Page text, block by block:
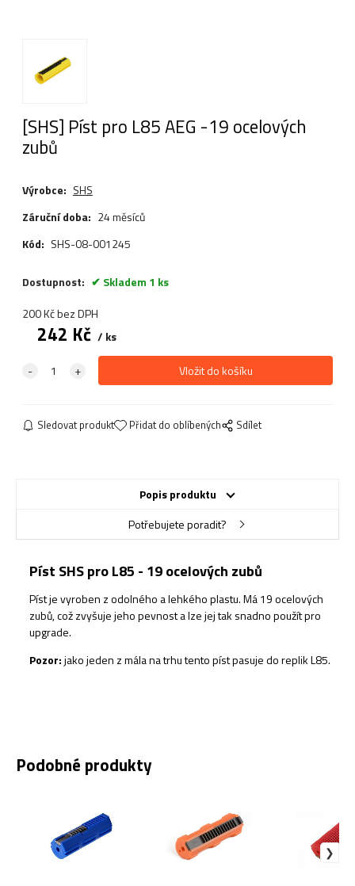
[SHS] Píst pro L85 AEG -19 ocelových
zubů
Výrobce: SHS
Záruční doba: 24 měsíců
Kód: SHS-08-001245
Dostupnost:
Skladem 1 ks
200Kčbez DPH
242 Kč ks
Sledovat produkt Přidat do oblíbených Sdílet
Popis produktu
Potřebujete poradit?
Píst SHS pro L85 - 19 ocelových zubů
Píst je vyroben z odolného a lehkého plastu. Má 19 ocelových
zubů, což zvyšuje jeho pevnost a lze jej tak snadno použít pro
upgrade.
Pozor:jako jeden z mála na trhu tento píst pasuje do replik L85.
Podobné produkty